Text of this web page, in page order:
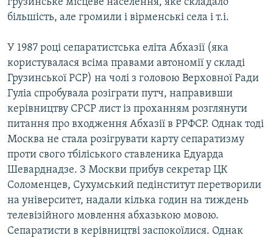
грузинське місцеве населення, яке складало
більшість, але громили і вірменські села і т.і.
У 1987 році сепаратистська еліта Абхазії (яка
користувалася всіма правами автономії у складі
Грузинської РСР) на чолі з головою Верховної Ради
Гуліа спробувала розіграти путч, направивши
керівництву СРСР лист із проханням розглянути
питання про входження Абхазії в РРФСР. Однак тоді
Москва не стала розігрувати карту сепаратизму
проти свого тбіліського ставленика Едуарда
Шеварднадзе. З Москви прибув секретар ЦК
Соломенцев, Сухумський педінститут перетворили
на університет, надали кілька годин на тиждень
телевізійного мовлення абхазькою мовою.
Сепаратисти в керівництві заспокоїлися. Однак